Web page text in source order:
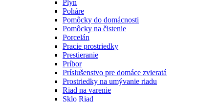
Plyn
Poháre
Pomôcky do domácnosti
Pomôcky na čistenie
Porcelán
Pracie prostriedky
Prestieranie
Príbor
Príslušenstvo pre domáce zvieratá
Prostriedky na umývanie riadu
Riad na varenie
Sklo Riad